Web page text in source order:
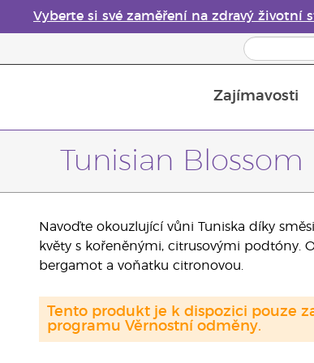
Vyberte si své zaměření na zdravý životní
Zajímavosti
Tunisian Blossom
Navoďte okouzlující vůni Tuniska díky směsi
květy s kořeněnými, citrusovými podtóny.
bergamot a voňatku citronovou.
Tento produkt je k dispozici pouze
programu Věrnostní odměny.